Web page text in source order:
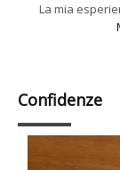
La mia
Confidenze